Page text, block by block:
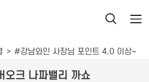
#강남와인 사장님 포인트 4.0 이상~
오크 나파밸리 까쇼